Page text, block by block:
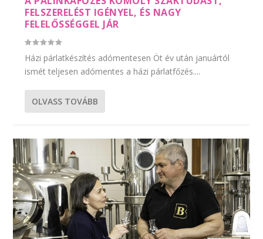
FELSZERELÉST IGÉNYEL, ÉS NAGY
FELELŐSSÉGGEL JÁR
Házi párlatkészítés adómentesen Öt év után januártól
ismét teljesen adómentes a házi párlatfőzés....
OLVASS TOVÁBB